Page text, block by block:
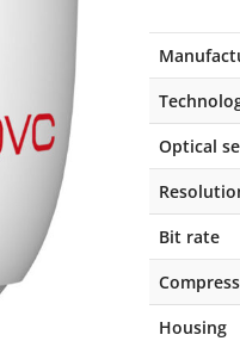
Optical
Bit rate
Housing